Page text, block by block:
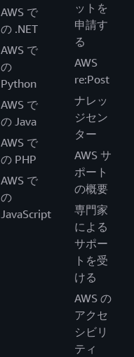
AWS で
の .NET
AWS で
の
Python
AWS で
の Java
AWS で
の PHP
AWS で
の
JavaScript
ットを
申請す
る
AWS
re:Post
ナレッ
ジセン
ター
AWS サ
ポート
の概要
専門家
による
サポー
トを受
ける
AWS の
アクセ
シビリ
ティ